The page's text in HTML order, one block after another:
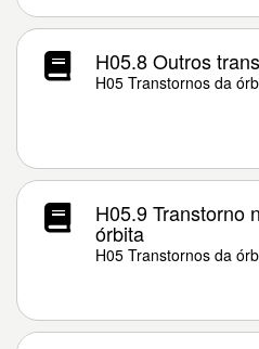
H05.8 Outros
H05 Transtornos da
H05.9 Transtorno
órbita
H05 Transtornos da